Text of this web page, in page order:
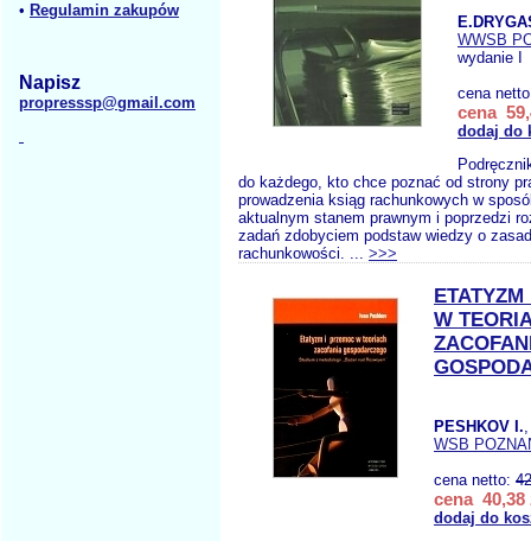
• Regulamin zakupów
Napisz
propresssp@gmail.com
WWSB
wydanie I
cena
cena
dodaj do
do każdego, kto chce poznać od strony
prowadzenia ksiąg rachunkowych w
aktualnym stanem prawnym i poprzedzi
zadań zdobyciem podstaw wiedzy o
rachunkowości. ... >>>
W
PESHKOV I.
WSB
cena netto:
cena 40,38
dodaj do